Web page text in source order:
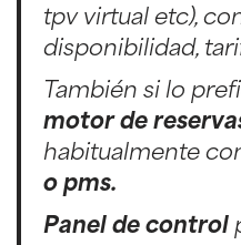
tpv virtual etc),
disponibilidad,
También si lo
motor de
habitualmente
o pms.
Panel de control